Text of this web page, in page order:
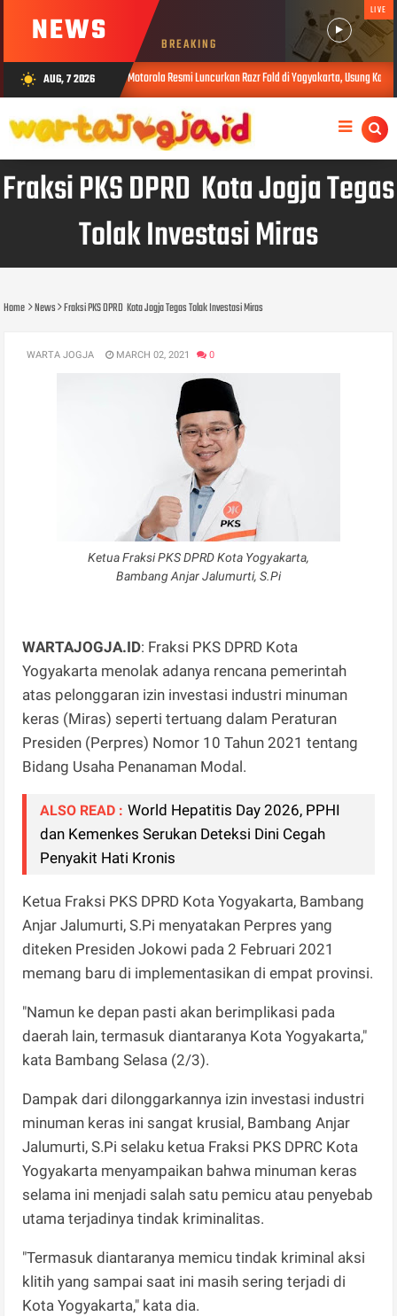
NEWS BREAKING
LIVE
wb_sunny AUG, 7 2026
AUG 06, 2026 Motorola Resmi Luncurkan Razr Fold di Yogyakarta, Usung Kamera Terbaik
Fraksi PKS DPRD Kota Jogja Tegas
Tolak Investasi Miras
Home News Fraksi PKS DPRD Kota Jogja Tegas Tolak Investasi Miras
WARTA JOGJA MARCH 02, 2021 0
Ketua Fraksi PKS DPRD Kota Yogyakarta,
Bambang Anjar Jalumurti, S.Pi
WARTAJOGJA.ID: Fraksi PKS DPRD Kota
Yogyakarta menolak adanya rencana pemerintah
atas pelonggaran izin investasi industri minuman
keras (Miras) seperti tertuang dalam Peraturan
Presiden (Perpres) Nomor 10 Tahun 2021 tentang
Bidang Usaha Penanaman Modal.
ALSO READ : World Hepatitis Day 2026, PPHI
dan Kemenkes Serukan Deteksi Dini Cegah
Penyakit Hati Kronis
Ketua Fraksi PKS DPRD Kota Yogyakarta, Bambang
Anjar Jalumurti, S.Pi menyatakan Perpres yang
diteken Presiden Jokowi pada 2 Februari 2021
memang baru di implementasikan di empat provinsi.
"Namun ke depan pasti akan berimplikasi pada
daerah lain, termasuk diantaranya Kota Yogyakarta,"
kata Bambang Selasa (2/3).
Dampak dari dilonggarkannya izin investasi industri
minuman keras ini sangat krusial, Bambang Anjar
Jalumurti, S.Pi selaku ketua Fraksi PKS DPRC Kota
Yogyakarta menyampaikan bahwa minuman keras
selama ini menjadi salah satu pemicu atau penyebab
utama terjadinya tindak kriminalitas.
"Termasuk diantaranya memicu tindak kriminal aksi
klitih yang sampai saat ini masih sering terjadi di
Kota Yogyakarta," kata dia.